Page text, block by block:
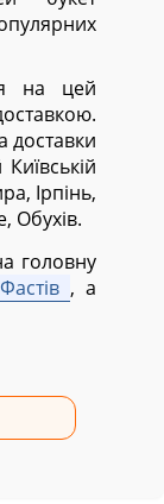
на цей
доставки
Ірпінь,
Обухів.
головну
, а